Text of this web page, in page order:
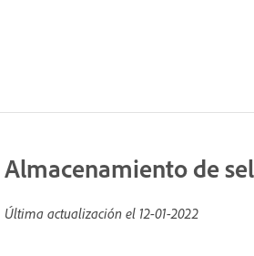
Almacenamiento de
Última actualización el 12-01-2022